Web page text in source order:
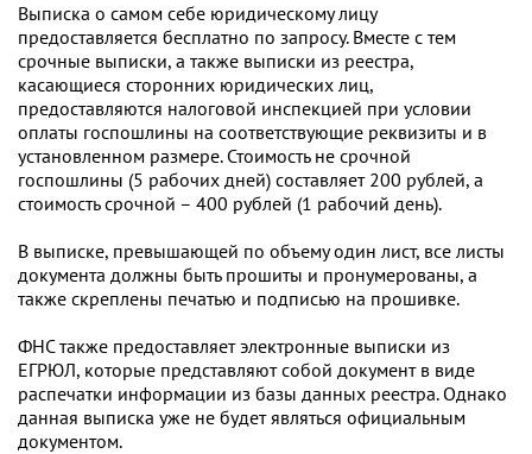
Выписка о самом себе юридическому лицу
предоставляется бесплатно по запросу. Вместе с тем
срочные выписки, а также выписки из реестра,
касающиеся сторонних юридических лиц,
предоставляются налоговой инспекцией при условии
оплаты госпошлины на соответствующие реквизиты и в
установленном размере. Стоимость не срочной
госпошлины (5 рабочих дней) составляет 200 рублей, а
стоимость срочной – 400 рублей (1 рабочий день).
В выписке, превышающей по объему один лист, все листы
документа должны быть прошиты и пронумерованы, а
также скреплены печатью и подписью на прошивке.
ФНС также предоставляет электронные выписки из
ЕГРЮЛ, которые представляют собой документ в виде
распечатки информации из базы данных реестра. Однако
данная выписка уже не будет являться официальным
документом.